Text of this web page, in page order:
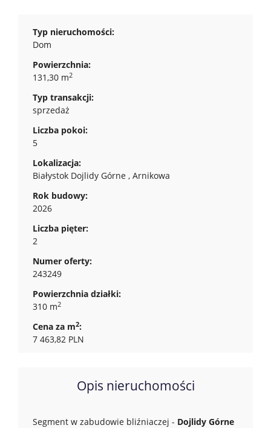
Typ nieruchomości:
Dom
Powierzchnia:
131,30 m2
Typ transakcji:
sprzedaż
Liczba pokoi:
5
Lokalizacja:
Białystok Dojlidy Górne , Arnikowa
Rok budowy:
2026
Liczba pięter:
2
Numer oferty:
243249
Powierzchnia działki:
310 m2
Cena za m2:
7 463,82 PLN
Opis nieruchomości
Segment w zabudowie bliźniaczej - Dojlidy Górne